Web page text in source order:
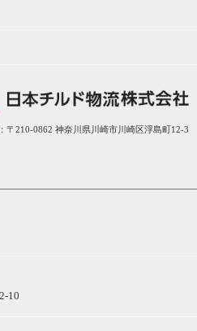
〒210-0862 神奈川県川崎市川崎区浮島町12-3
10